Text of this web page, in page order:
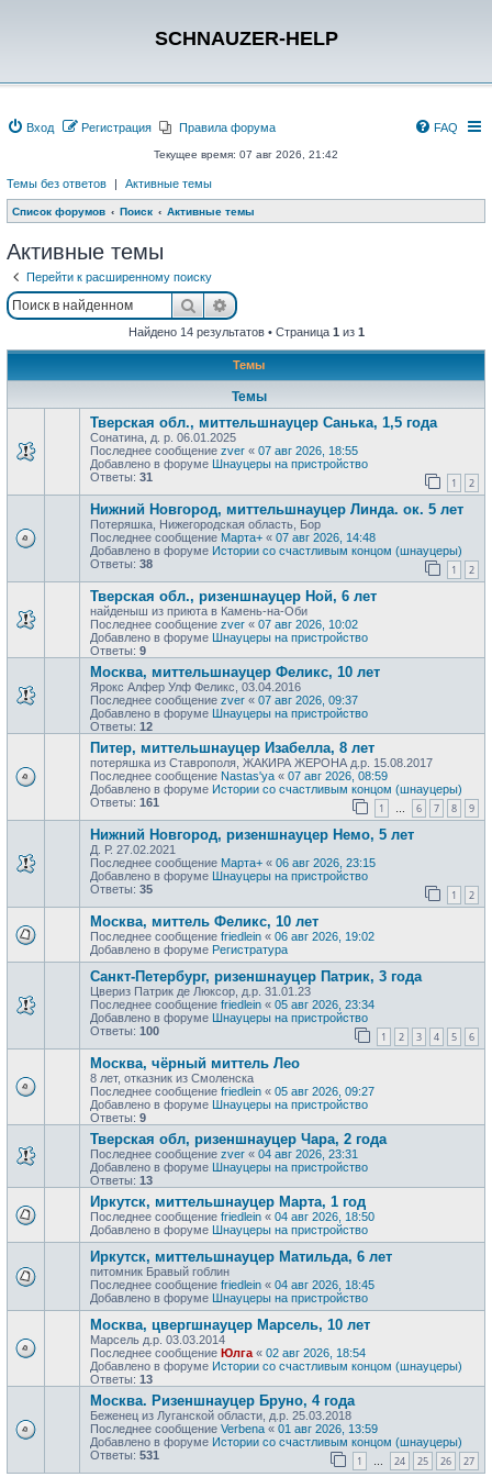
SCHNAUZER-HELP
Вход Регистрация Правила форума FAQ
Текущее время: 07 авг 2026, 21:42
Темы без ответов | Активные темы
Список форумов Поиск Активные темы
Активные темы
Перейти к расширенному поиску
ПоискРасширенный поиск
Найдено 14 результатов • Страница 1 из 1
Темы
Темы
Тверская обл., миттельшнауцер Санька, 1,5 года
Сонатина, д. р. 06.01.2025
Последнее сообщение zver « 07 авг 2026, 18:55
Добавлено в форуме Шнауцеры на пристройство
Ответы: 31 1 2
Нижний Новгород, миттельшнауцер Линда. ок. 5 лет
Потеряшка, Нижегородская область, Бор
Последнее сообщение Марта+ « 07 авг 2026, 14:48
Добавлено в форуме Истории со счастливым концом (шнауцеры)
Ответы: 38 1 2
Тверская обл., ризеншнауцер Ной, 6 лет
найденыш из приюта в Камень-на-Оби
Последнее сообщение zver « 07 авг 2026, 10:02
Добавлено в форуме Шнауцеры на пристройство
Ответы: 9
Москва, миттельшнауцер Феликс, 10 лет
Ярокс Алфер Улф Феликс, 03.04.2016
Последнее сообщение zver « 07 авг 2026, 09:37
Добавлено в форуме Шнауцеры на пристройство
Ответы: 12
Питер, миттельшнауцер Изабелла, 8 лет
потеряшка из Ставрополя, ЖАКИРА ЖЕРОНА д.р. 15.08.2017
Последнее сообщение Nastas'ya « 07 авг 2026, 08:59
Добавлено в форуме Истории со счастливым концом (шнауцеры)
Ответы: 161 1 6 7 8 9
Нижний Новгород, ризеншнауцер Немо, 5 лет
Д. Р. 27.02.2021
Последнее сообщение Марта+ « 06 авг 2026, 23:15
Добавлено в форуме Шнауцеры на пристройство
Ответы: 35 1 2
Москва, миттель Феликс, 10 лет
Последнее сообщение friedlein « 06 авг 2026, 19:02
Добавлено в форуме Регистратура
Санкт-Петербург, ризеншнауцер Патрик, 3 года
Цвериз Патрик де Люксор, д.р. 31.01.23
Последнее сообщение friedlein « 05 авг 2026, 23:34
Добавлено в форуме Шнауцеры на пристройство
Ответы: 100 1 2 3 4 5 6
Москва, чёрный миттель Лео
8 лет, отказник из Смоленска
Последнее сообщение friedlein « 05 авг 2026, 09:27
Добавлено в форуме Шнауцеры на пристройство
Ответы: 9
Тверская обл, ризеншнауцер Чара, 2 года
Последнее сообщение zver « 04 авг 2026, 23:31
Добавлено в форуме Шнауцеры на пристройство
Ответы: 13
Иркутск, миттельшнауцер Марта, 1 год
Последнее сообщение friedlein « 04 авг 2026, 18:50
Добавлено в форуме Шнауцеры на пристройство
Иркутск, миттельшнауцер Матильда, 6 лет
питомник Бравый гоблин
Последнее сообщение friedlein « 04 авг 2026, 18:45
Добавлено в форуме Шнауцеры на пристройство
Москва, цвергшнауцер Марсель, 10 лет
Марсель д.р. 03.03.2014
Последнее сообщение Юлга « 02 авг 2026, 18:54
Добавлено в форуме Истории со счастливым концом (шнауцеры)
Ответы: 13
Москва. Ризеншнауцер Бруно, 4 года
Беженец из Луганской области, д.р. 25.03.2018
Последнее сообщение Verbena « 01 авг 2026, 13:59
Добавлено в форуме Истории со счастливым концом (шнауцеры)
Ответы: 531 1 24 25 26 27